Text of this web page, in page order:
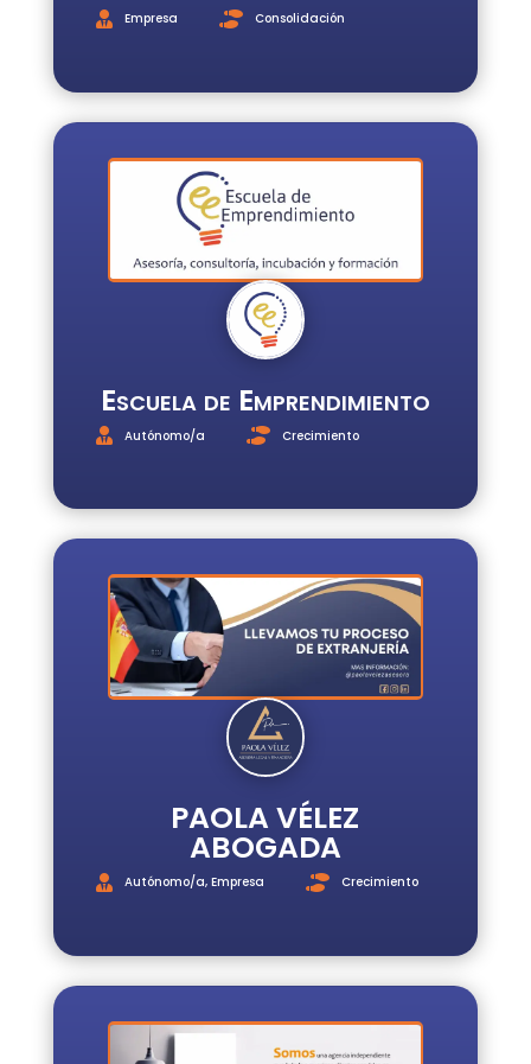
Empresa Consolidación
Escuela de Emprendimiento
Autónomo/a Crecimiento
PAOLA VÉLEZ
ABOGADA
Autónomo/a, Empresa Crecimiento